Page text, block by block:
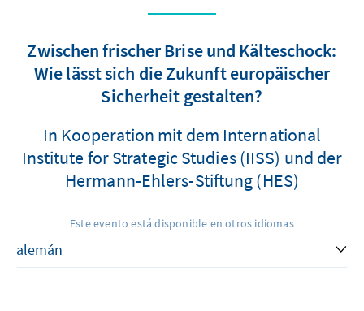
Zwischen frischer Brise und Kälteschock:
Wie lässt sich die Zukunft europäischer
Sicherheit gestalten?
In Kooperation mit dem International
Institute for Strategic Studies (IISS) und der
Hermann-Ehlers-Stiftung (HES)
Este evento está disponible en otros idiomas